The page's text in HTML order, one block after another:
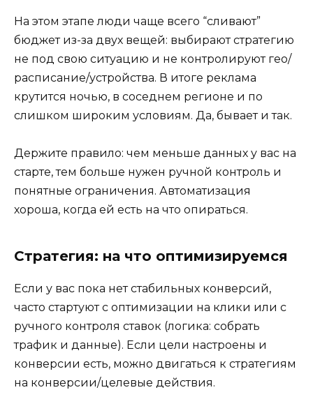
На этом этапе люди чаще всего “сливают”
бюджет из-за двух вещей: выбирают стратегию
не под свою ситуацию и не контролируют гео/
расписание/устройства. В итоге реклама
крутится ночью, в соседнем регионе и по
слишком широким условиям. Да, бывает и так.
Держите правило: чем меньше данных у вас на
старте, тем больше нужен ручной контроль и
понятные ограничения. Автоматизация
хороша, когда ей есть на что опираться.
Стратегия: на что оптимизируемся
Если у вас пока нет стабильных конверсий,
часто стартуют с оптимизации на клики или с
ручного контроля ставок (логика: собрать
трафик и данные). Если цели настроены и
конверсии есть, можно двигаться к стратегиям
на конверсии/целевые действия.